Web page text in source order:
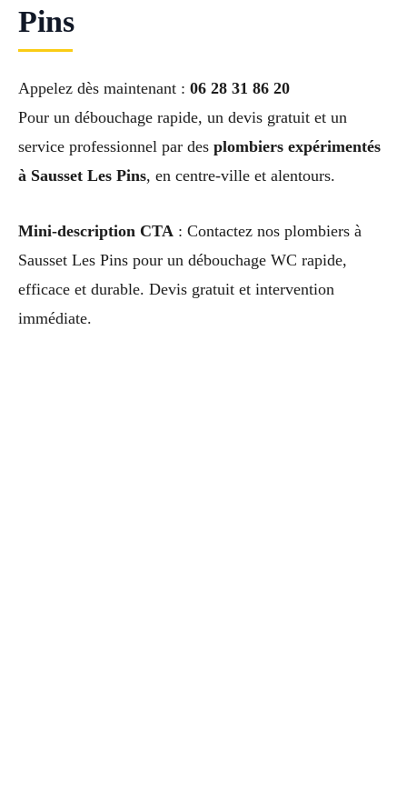
Pins
Appelez dès maintenant : 06 28 31 86 20
Pour un débouchage rapide, un devis gratuit et un
service professionnel par des plombiers expérimentés
à Sausset Les Pins, en centre-ville et alentours.
Mini-description CTA : Contactez nos plombiers à
Sausset Les Pins pour un débouchage WC rapide,
efficace et durable. Devis gratuit et intervention
immédiate.